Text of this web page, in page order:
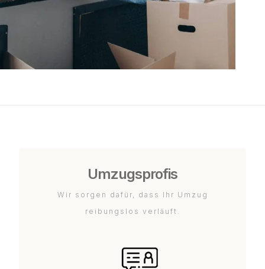
Umzugsprofis
Wir sorgen dafür, dass Ihr Umzug
reibungslos verläuft.